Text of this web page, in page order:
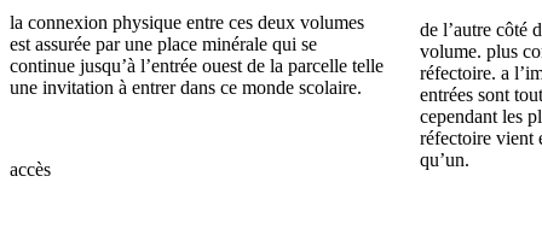
la connexion physique entre ces deux volumes
est assurée par une place minérale qui se
continue jusqu’à l’entrée ouest de la parcelle telle
une invitation à entrer dans ce monde scolaire.
accès
de l’autre côté
volume. plus
réfectoire. a
entrées sont
cependant les
réfectoire vient
qu’un.